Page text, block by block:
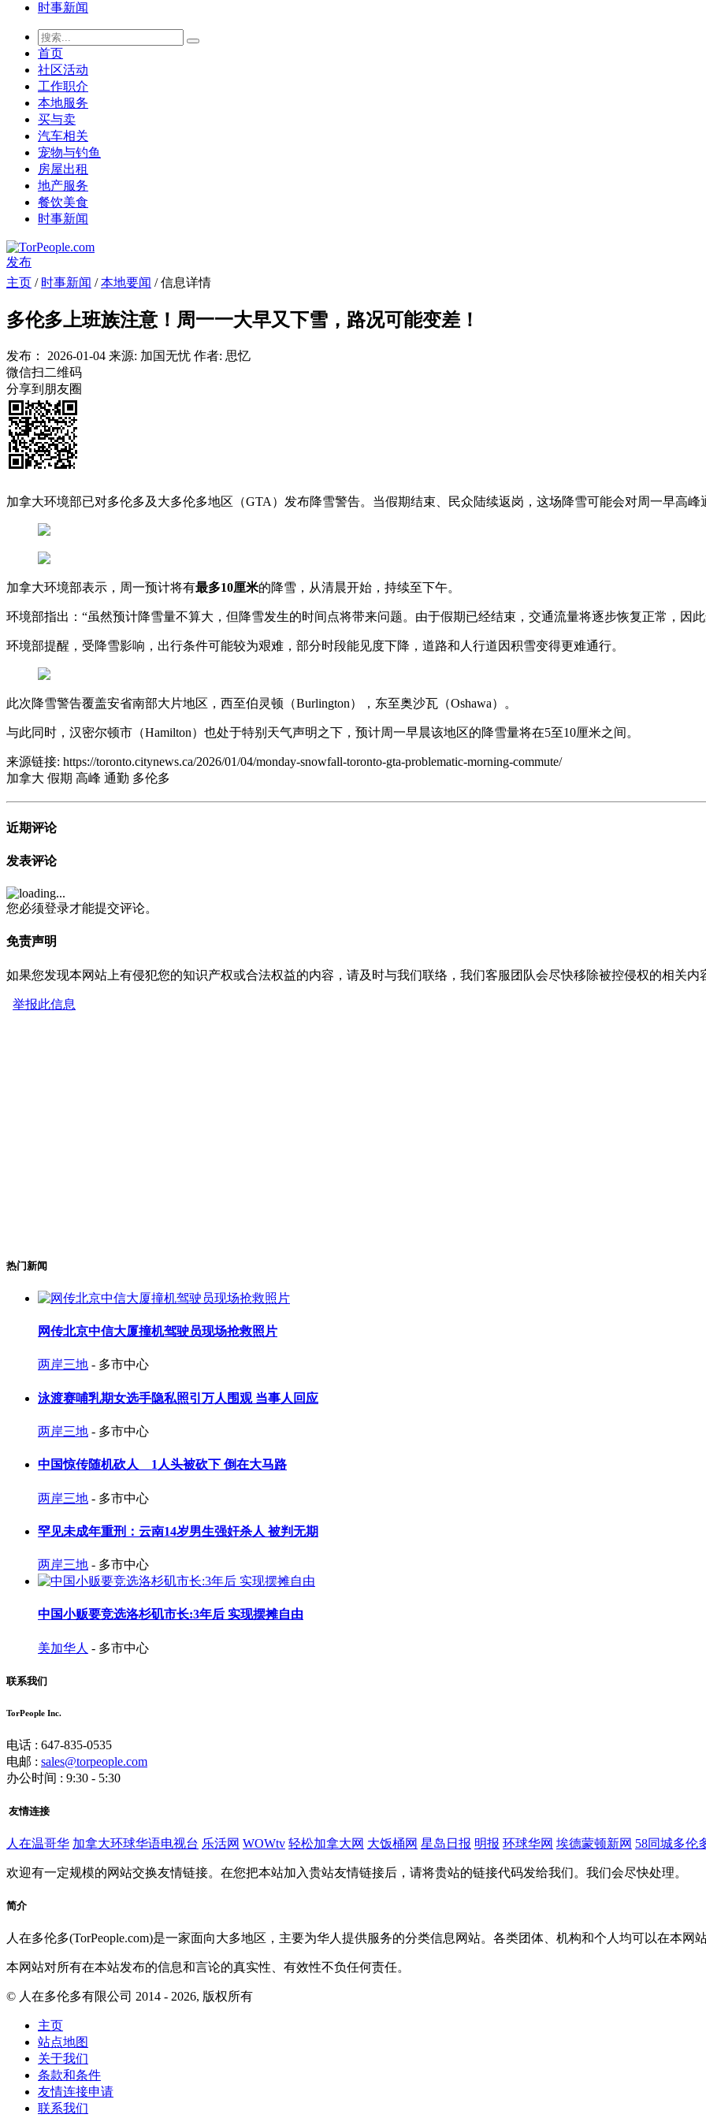
时事新闻
首页
社区活动
工作职介
本地服务
买与卖
汽车相关
宠物与钓鱼
房屋出租
地产服务
餐饮美食
时事新闻
发布
主页 / 时事新闻 /本地要闻 / 信息详情
多伦多上班族注意！周一一大早又下雪，路况可能变差！
发布： 2026-01-04 来源: 加国无忧 作者: 思忆
微信扫二维码
分享到朋友圈
加拿大环境部已对多伦多及大多伦多地区（GTA）发布降雪警告。当假期结束、民众陆续返岗，这场降雪可能会对周一早高峰
加拿大环境部表示，周一预计将有最多10厘米的降雪，从清晨开始，持续至下午。
环境部指出：“虽然预计降雪量不算大，但降雪发生的时间点将带来问题。由于假期已经结束，交通流量将逐步恢复正常，因
环境部提醒，受降雪影响，出行条件可能较为艰难，部分时段能见度下降，道路和人行道因积雪变得更难通行。
此次降雪警告覆盖安省南部大片地区，西至伯灵顿（Burlington），东至奥沙瓦（Oshawa）。
与此同时，汉密尔顿市（Hamilton）也处于特别天气声明之下，预计周一早晨该地区的降雪量将在5至10厘米之间。
来源链接: https://toronto.citynews.ca/2026/01/04/monday-snowfall-toronto-gta-problematic-morning-commute/
加拿大 假期 高峰 通勤 多伦多
近期评论
发表评论
您必须登录才能提交评论。
免责声明
如果您发现本网站上有侵犯您的知识产权或合法权益的内容，请及时与我们联络，我们客服团队会尽快移除被控侵权的相关内
举报此信息
热门新闻
网传北京中信大厦撞机驾驶员现场抢救照片
两岸三地 - 多市中心
泳渡赛哺乳期女选手隐私照引万人围观 当事人回应
两岸三地 - 多市中心
中国惊传随机砍人 1人头被砍下 倒在大马路
两岸三地 - 多市中心
罕见未成年重刑：云南14岁男生强奸杀人 被判无期
两岸三地 - 多市中心
中国小贩要竞选洛杉矶市长:3年后 实现摆摊自由
美加华人 - 多市中心
联系我们
TorPeople Inc.
电话 : 647-835-0535
电邮 : sales@torpeople.com
办公时间 : 9:30 - 5:30
友情连接
人在温哥华 加拿大环球华语电视台 乐活网 WOWtv 轻松加拿大网 大饭桶网 星岛日报 明报 环球华网 埃德蒙顿新网 58同城多伦
欢迎有一定规模的网站交换友情链接。在您把本站加入贵站友情链接后，请将贵站的链接代码发给我们。我们会尽快处理。
简介
人在多伦多(TorPeople.com)是一家面向大多地区，主要为华人提供服务的分类信息网站。各类团体、机构和个人均可以在本网
本网站对所有在本站发布的信息和言论的真实性、有效性不负任何责任。
© 人在多伦多有限公司 2014 - 2026, 版权所有
主页
站点地图
关于我们
条款和条件
友情连接申请
联系我们